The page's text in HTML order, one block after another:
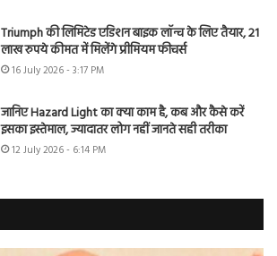
Triumph की लिमिटेड एडिशन बाइक लॉन्च के लिए तैयार, 21
लाख रुपये कीमत में मिलेंगे प्रीमियम फीचर्स
16 July 2026 - 3:17 PM
जानिए Hazard Light का क्या काम है, कब और कैसे करें
इसका इस्तेमाल, ज्यादातर लोग नहीं जानते सही तरीका
12 July 2026 - 6:14 PM